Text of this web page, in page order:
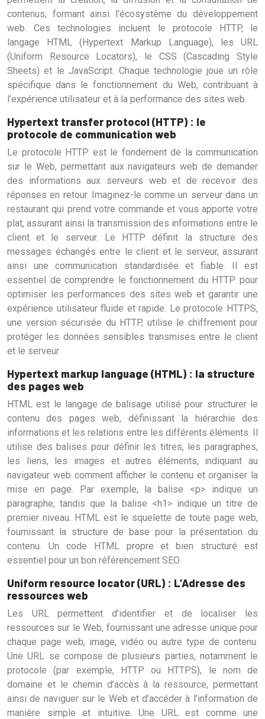
contenus, formant ainsi l’écosystème du développement
web. Ces technologies incluent le protocole HTTP, le
langage HTML (Hypertext Markup Language), les URL
(Uniform Resource Locators), le CSS (Cascading Style
Sheets) et le JavaScript. Chaque technologie joue un rôle
spécifique dans le fonctionnement du Web, contribuant à
l’expérience utilisateur et à la performance des sites web.
Hypertext transfer protocol (HTTP) : le
protocole de communication web
Le protocole HTTP est le fondement de la communication
sur le Web, permettant aux navigateurs web de demander
des informations aux serveurs web et de recevoir des
réponses en retour. Imaginez-le comme un serveur dans un
restaurant qui prend votre commande et vous apporte votre
plat, assurant ainsi la transmission des informations entre le
client et le serveur. Le HTTP définit la structure des
messages échangés entre le client et le serveur, assurant
ainsi une communication standardisée et fiable. Il est
essentiel de comprendre le fonctionnement du HTTP pour
optimiser les performances des sites web et garantir une
expérience utilisateur fluide et rapide. Le protocole HTTPS,
une version sécurisée du HTTP, utilise le chiffrement pour
protéger les données sensibles transmises entre le client
et le serveur.
Hypertext markup language (HTML) : la structure
des pages web
HTML est le langage de balisage utilisé pour structurer le
contenu des pages web, définissant la hiérarchie des
informations et les relations entre les différents éléments. Il
utilise des balises pour définir les titres, les paragraphes,
les liens, les images et autres éléments, indiquant au
navigateur web comment afficher le contenu et organiser la
mise en page. Par exemple, la balise <p> indique un
paragraphe, tandis que la balise <h1> indique un titre de
premier niveau. HTML est le squelette de toute page web,
fournissant la structure de base pour la présentation du
contenu. Un code HTML propre et bien structuré est
essentiel pour un bon référencement SEO.
Uniform resource locator (URL) : L’Adresse des
ressources web
Les URL permettent d’identifier et de localiser les
ressources sur le Web, fournissant une adresse unique pour
chaque page web, image, vidéo ou autre type de contenu.
Une URL se compose de plusieurs parties, notamment le
protocole (par exemple, HTTP ou HTTPS), le nom de
domaine et le chemin d’accès à la ressource, permettant
ainsi de naviguer sur le Web et d’accéder à l’information de
manière simple et intuitive. Une URL est comme une